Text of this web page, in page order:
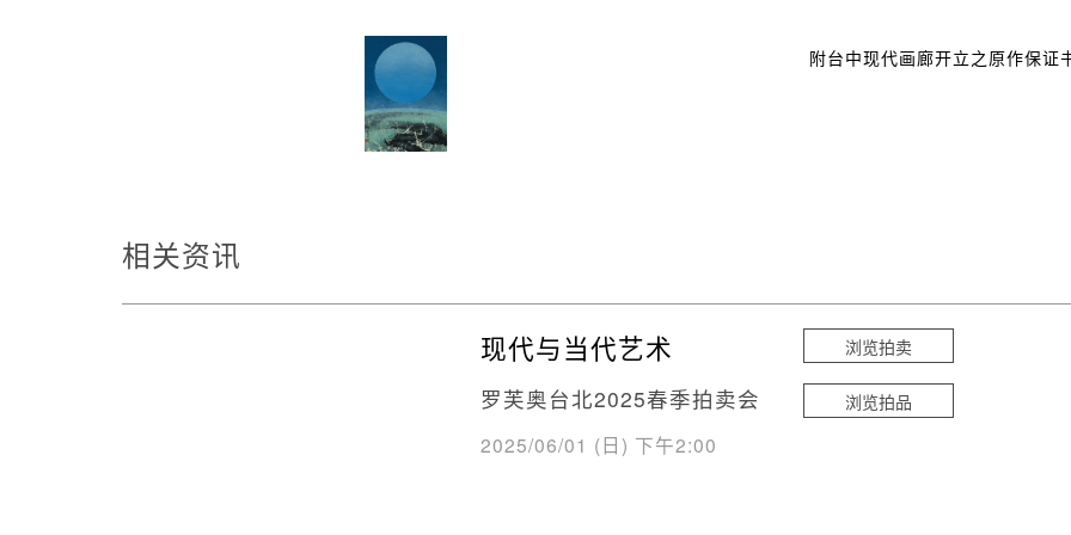
附台中现代画廊开立之原作保证
相关资讯
现代与当代艺术
罗芙奥台北2025春季拍卖会
2025/06/01 (日) 下午2:00
浏览拍卖
浏览拍品